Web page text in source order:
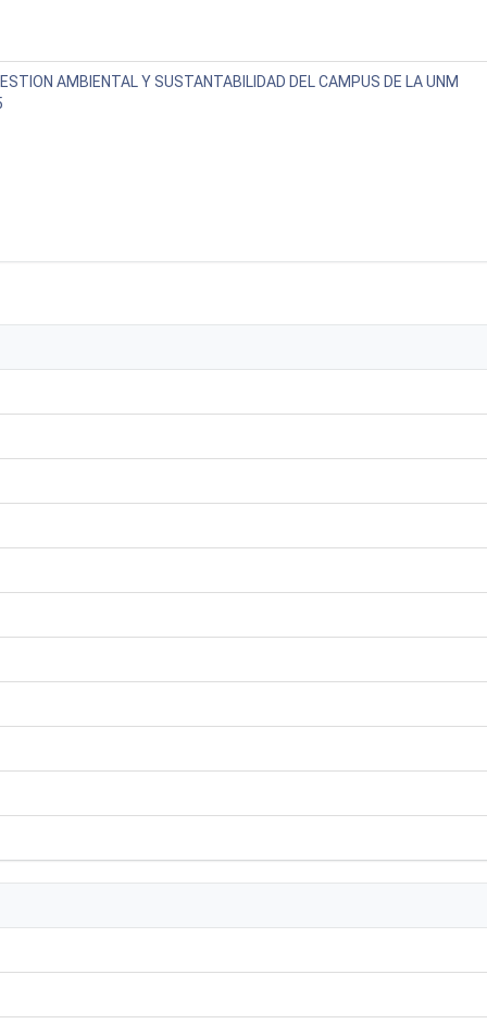
AMBIENTAL Y SUSTANTABILIDAD DEL CAMPUS DE LA UNM